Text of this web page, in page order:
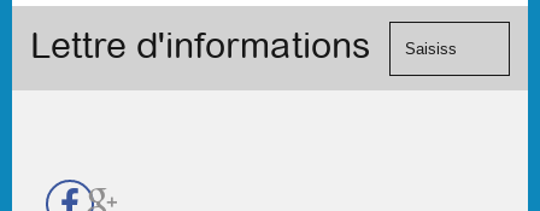
de
Visa, ...) et
Lettre d'informations